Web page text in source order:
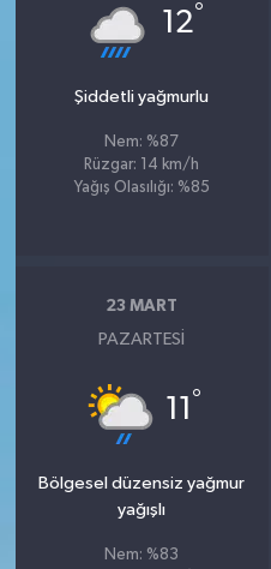
12°
Şiddetli yağmurlu
Nem: %87
Rüzgar: 14 km/h
Yağış Olasılığı: %85
23 MART
PAZARTESI
11 °
Bölgesel düzensiz yağmur
yağışlı
Nem: %83